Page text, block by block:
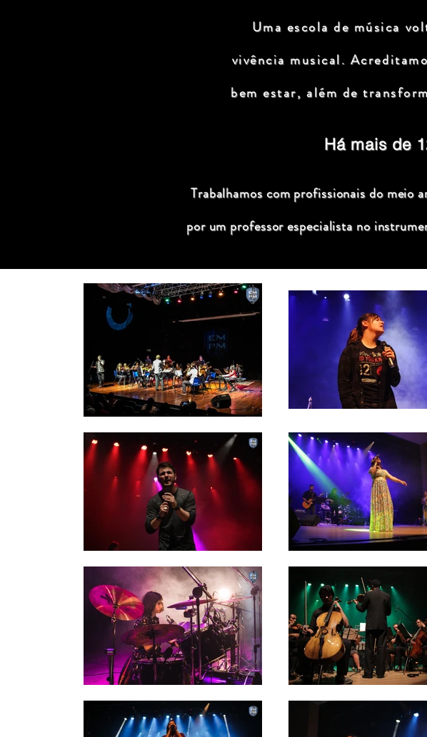
Uma escola de música
vivência musical.
bem estar, além de
Há mais de
Trabalhamos com profissionais do meio
por um professor especialista no